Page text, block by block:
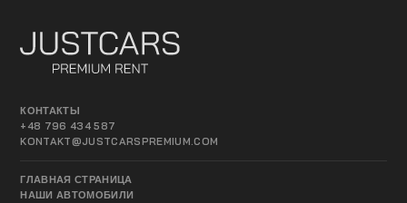
КОНТАКТЫ
+48 796 434 587
KONTAKT@JUSTCARSPREMIUM.COM
ГЛАВНАЯ СТРАНИЦА
НАШИ АВТОМОБИЛИ